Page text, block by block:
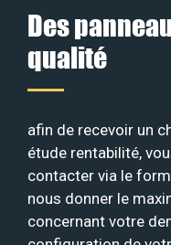
Des
qualité
afin de recevoir un
étude rentabilité,
contacter via le
nous donner le
concernant votre